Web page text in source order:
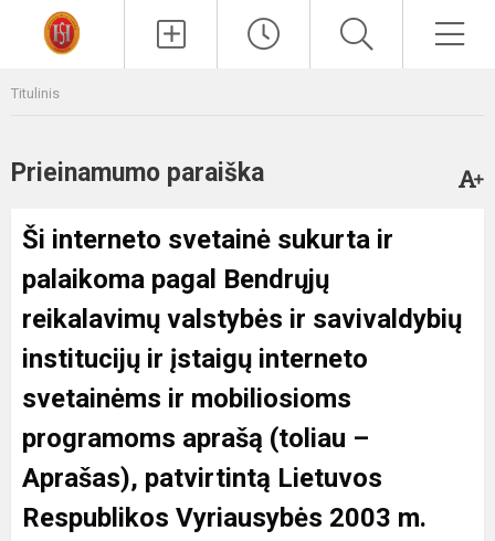
Titulinis
Prieinamumo paraiška
Ši interneto svetainė sukurta ir
palaikoma pagal Bendrųjų
reikalavimų valstybės ir savivaldybių
institucijų ir įstaigų interneto
svetainėms ir mobiliosioms
programoms aprašą (toliau –
Aprašas), patvirtintą Lietuvos
Respublikos Vyriausybės 2003 m.